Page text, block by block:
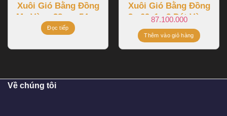
Xuôi Gió Bằng Đồng
Mạ Vàng 38cmx54cm
Đọc tiếp
Xuôi Gió Bằng Đồng
3m09x1m2 Dát Vàng
9999 Khung Liền
Đồng
87.100.000
Thêm vào giỏ hàng
Về chúng tôi